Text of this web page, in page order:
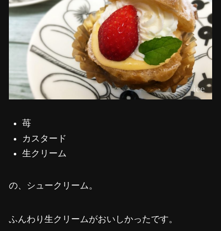
苺
カスタード
生クリーム
の、シュークリーム。
ふんわり生クリームがおいしかったです。